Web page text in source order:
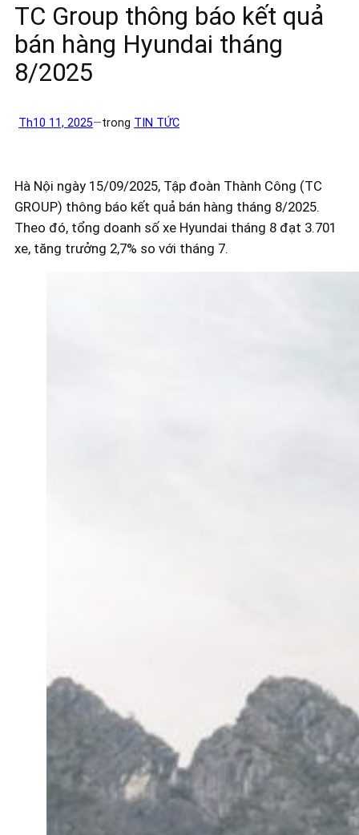
TC Group thông báo kết quả
bán hàng Hyundai tháng
8/2025
Th10 11, 2025—trong TIN TỨC
Hà Nội ngày 15/09/2025, Tập đoàn Thành Công (TC
GROUP) thông báo kết quả bán hàng tháng 8/2025.
Theo đó, tổng doanh số xe Hyundai tháng 8 đạt 3.701
xe, tăng trưởng 2,7% so với tháng 7.